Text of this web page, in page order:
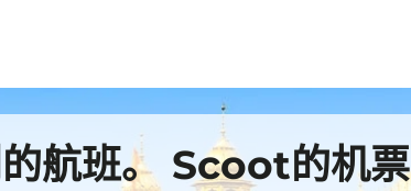
航班。 Scoot的机票